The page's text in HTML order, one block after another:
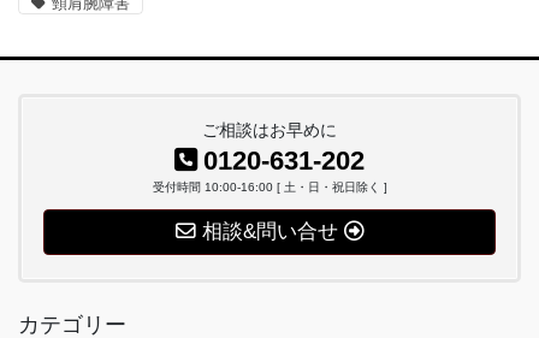
ご相談はお早めに
0120-631-202
受付時間 10:00-16:00 [ 土・日・祝日除く ]
相談&問い合せ
カテゴリー